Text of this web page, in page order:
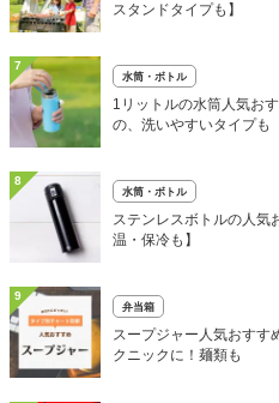
スタンドタイプも】
7
水筒・ボトル
1リットルの水筒人気お
の、洗いやすいタイプも
8
水筒・ボトル
ステンレスボトルの人気
温・保冷も】
9
弁当箱
スープジャー人気おすす
クニックに！麺類も